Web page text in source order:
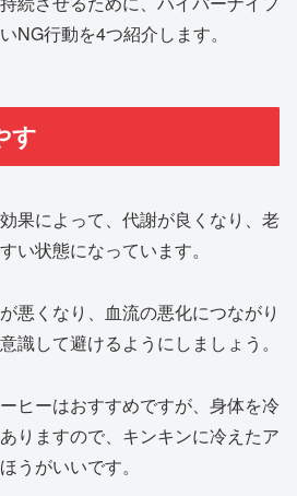
NG行動を4つ紹介します。
す
果によって、代謝が良くなり、老
い状態になっています。
悪くなり、血流の悪化につながり
識して避けるようにしましょう。
ヒーはおすすめですが、身体を冷
りますので、キンキンに冷えたア
うがいいです。